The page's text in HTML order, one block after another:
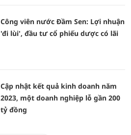
Công viên nước Đầm Sen: Lợi nhuận
'đi lùi', đầu tư cổ phiếu dược có lãi
Cập nhật kết quả kinh doanh năm
2023, một doanh nghiệp lỗ gần 200
tỷ đồng